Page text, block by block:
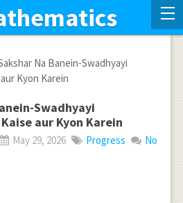
Na Banein-Swadhyayi
Kyon Karein
Swadhyayi
aur Kyon Karein
May 29, 2026 Progress
No